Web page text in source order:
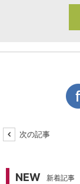
次の記事
NEW 新着記事